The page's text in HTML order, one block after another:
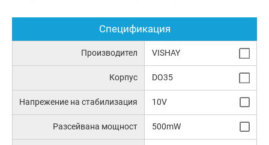
Спецификация
Производител VISHAY
Корпус DO35
Напрежение на стабилизация 10V
Разсейвана мощност 500mW